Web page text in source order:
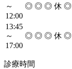
～
12:00
◎ ◎ ◎ 休 ◎
13:45
～
17:00
◎ ◎ ◎ 休 ◎
診療時間